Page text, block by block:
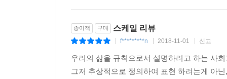
종이책 구매 스케일 리뷰
f*********n 2018-11-01 신고
우리의 삶을 규칙으로서 설명하려고 하는 사
그저 추상적으로 정의하여 표현 하려는게 아